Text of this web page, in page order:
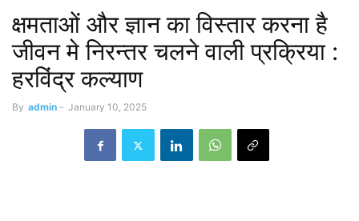
क्षमताओं और ज्ञान का विस्तार करना है
जीवन मे निरन्तर चलने वाली प्रक्रिया :
हरविंद्र कल्याण
By admin - January 10, 2025